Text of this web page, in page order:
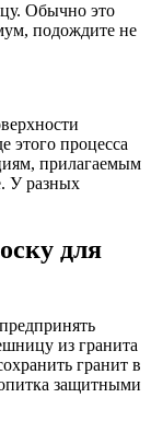
Обычно это
подождите не
этого процесса
прилагаемым
У разных
для
из гранита
гранит в
защитными